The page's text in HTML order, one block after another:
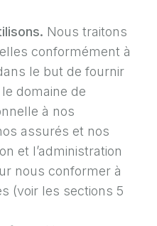
Nous traitons
conformément à
le but de fournir
domaine de
à nos
assurés et nos
et l’administration
nous conformer à
(voir les sections 5